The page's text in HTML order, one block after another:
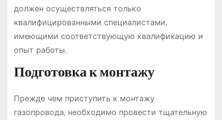
должен осуществляться только
квалифицированными специалистами‚
имеющими соответствующую квалификацию и
опыт работы․
Подготовка к монтажу
Прежде чем приступить к монтажу
газопровода‚ необходимо провести тщательную